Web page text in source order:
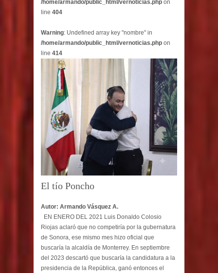
/home/armando/public_html/vernoticias.php on
line 404
Warning: Undefined array key "nombre" in
/home/armando/public_html/vernoticias.php on
line 414
El tío Poncho
Autor: Armando Vásquez A.
EN ENERO DEL 2021 Luis Donaldo Colosio
Riojas aclaró que no competiría por la gubernatura
de Sonora, ese mismo mes hizo oficial que
buscaría la alcaldía de Monterrey. En septiembre
del 2023 descartó que buscaría la candidatura a la
presidencia de la República, ganó entonces el